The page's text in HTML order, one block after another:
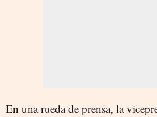
En una rueda de prensa, la